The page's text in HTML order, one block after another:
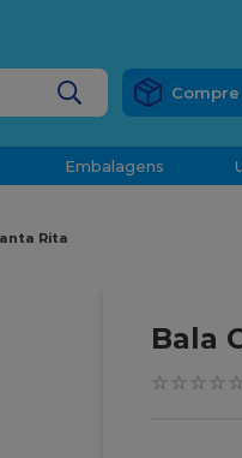
ACIMA DE R$ 1.000,00
Embalagens
Rita
Bala
☆ ☆ ☆ ☆ ☆